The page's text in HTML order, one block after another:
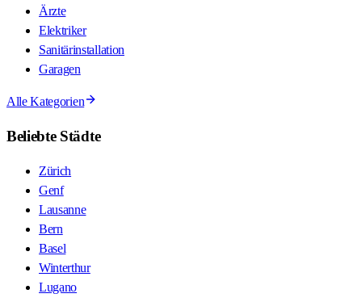
Ärzte
Elektriker
Sanitärinstallation
Garagen
Alle Kategorien
Beliebte Städte
Zürich
Genf
Lausanne
Bern
Basel
Winterthur
Lugano